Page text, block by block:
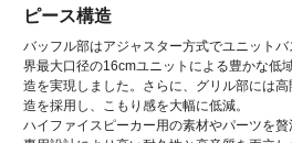
ピース構造
バッフル部はアジャスター方式でユニット
界最大口径の16cmユニットによる豊かな低
造を実現しました。さらに、グリル部には
造を採用し、こもり感を大幅に低減。
ハイファイスピーカー用の素材やパーツを